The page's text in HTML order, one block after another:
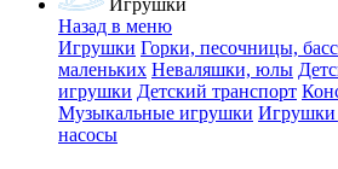
Игрушки
Назад в меню
Игрушки Горки, песочницы,
маленьких Неваляшки, юлы
игрушки Детский транспорт
Музыкальные игрушки Игрушки
насосы